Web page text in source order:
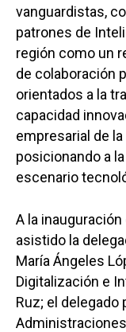
vanguardistas,
patrones de
región como un
de colaboración
orientados a la
capacidad
empresarial de
posicionando a
escenario
A la inauguración
asistido la
María Ángeles
Digitalización e
Ruz; el delegado